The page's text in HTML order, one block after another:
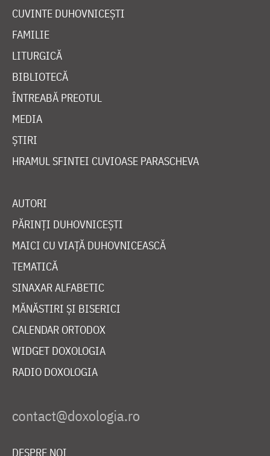
CUVINTE DUHOVNICEȘTI
FAMILIE
LITURGICĂ
BIBLIOTECĂ
ÎNTREABĂ PREOTUL
MEDIA
ȘTIRI
HRAMUL SFINTEI CUVIOASE PARASCHEVA
AUTORI
PĂRINȚI DUHOVNICEȘTI
MAICI CU VIAȚĂ DUHOVNICEASCĂ
TEMATICĂ
SINAXAR ALFABETIC
MĂNĂSTIRI ȘI BISERICI
CALENDAR ORTODOX
WIDGET DOXOLOGIA
RADIO DOXOLOGIA
DESPRE NOI